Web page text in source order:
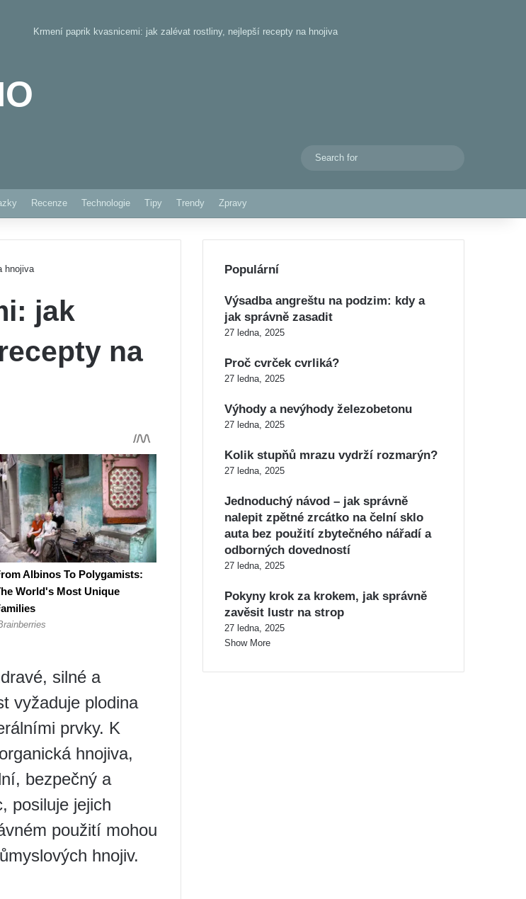
Krmení paprik kvasnicemi: jak zalévat rostliny, nejlepší recepty na hnojiva
Switch skin
Recenze Technologie Tipy Trendy Zpravy
hnojiva
jak
na
silné a
vyžaduje plodina
prvky. K
hnojiva,
bezpečný a
posiluje jejich
použití mohou
hnojiv.
Populární
Výsadba angreštu na podzim: kdy a
jak správně zasadit
27 ledna, 2025
Proč cvrček cvrliká?
27 ledna, 2025
Výhody a nevýhody železobetonu
27 ledna, 2025
Kolik stupňů mrazu vydrží rozmarýn?
27 ledna, 2025
Jednoduchý návod – jak správně
nalepit zpětné zrcátko na čelní sklo
auta bez použití zbytečného nářadí a
odborných dovedností
27 ledna, 2025
Pokyny krok za krokem, jak správně
zavěsit lustr na strop
27 ledna, 2025
Show More